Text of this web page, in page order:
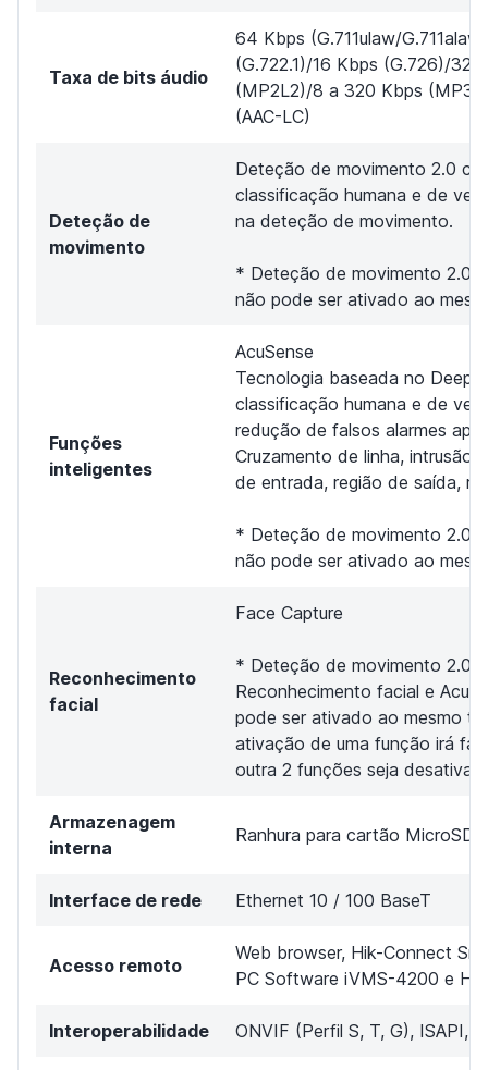
Taxa de bits áudio
64 Kbps (G.711ulaw/
(G.722.1)/16 Kbps (G.726)/32
(MP2L2)/8 a 320 Kbps
(AAC-LC)
Deteção de
movimento
Deteção de movimento 2.0
classificação humana e de
na deteção de movimento.
* Deteção de movimento 2.0
não pode ser ativado ao
Funções
inteligentes
AcuSense
Tecnologia baseada no
classificação humana e de
redução de falsos alarmes
Cruzamento de linha, intrusão
de entrada, região de saída,
* Deteção de movimento 2.0
não pode ser ativado ao
Reconhecimento
facial
Face Capture
* Deteção de movimento 2.0,
Reconhecimento facial e
pode ser ativado ao mesmo
ativação de uma função irá
outra 2 funções seja
Armazenagem
interna
Ranhura para cartão MicroSD
Interface de rede Ethernet 10 / 100 BaseT
Acesso remoto
Web browser, Hik-Connect
PC Software iVMS-4200 e
Interoperabilidade ONVIF (Perfil S, T, G), ISAPI,